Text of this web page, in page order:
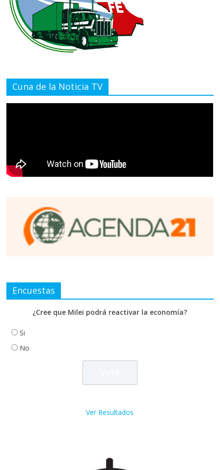
Cuna de la Noticia TV
Encuestas
¿Cree que Milei podrá reactivar la economía?
Si
No
Ver Resultados